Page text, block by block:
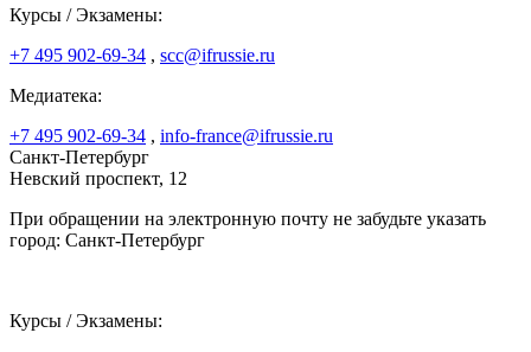
Курсы / Экзамены:
+7 495 902-69-34 , scc@ifrussie.ru
Медиатека:
+7 495 902-69-34 , info-france@ifrussie.ru
Санкт-Петербург
Невский проспект, 12
При обращении на электронную почту не забудьте указать
город: Санкт-Петербург
Курсы / Экзамены: